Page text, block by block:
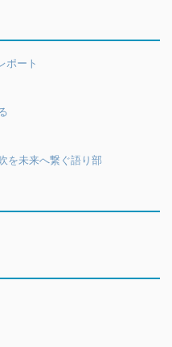
ポート
を未来へ繋ぐ語り部